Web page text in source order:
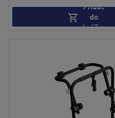
Přidat
do
košíku
Nosnost nosiče jízdních kol:
45
univerzální montážní systém